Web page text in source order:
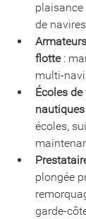
plaisance
de
flotte :
multi-
Écoles
nautiques
écoles,
plongée
garde-